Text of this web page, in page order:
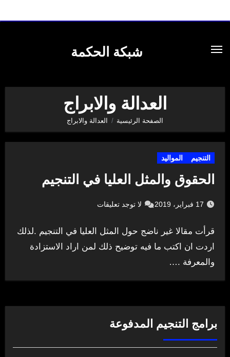
شبكة الحكمة
العدالة والابراج
الصفحة الرئيسية العدالة والابراج
التنجيم المواليد
الحقوق والمثل العليا في التنجيم
17 فبراير، 2019 لا توجد تعليقات
قرأت مقالا غير ناضج حول المثل العليا في التنجيم .لذلك
اردت ان اكتب ما فيه توضيح ذلك لمن اراد الاستزادة
والمعرفة .…
برامج التنجيم المدفوعة